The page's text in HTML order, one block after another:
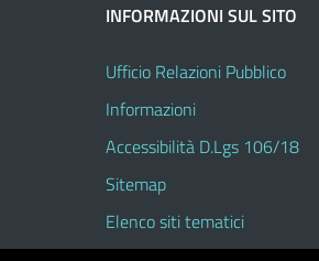
INFORMAZIONI SUL SITO
Ufficio Relazioni Pubblico
Informazioni
Accessibilità D.Lgs 106/18
Sitemap
Elenco siti tematici